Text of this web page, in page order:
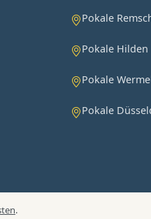
Pokale
Pokale Hilden
Pokale
Pokale
.